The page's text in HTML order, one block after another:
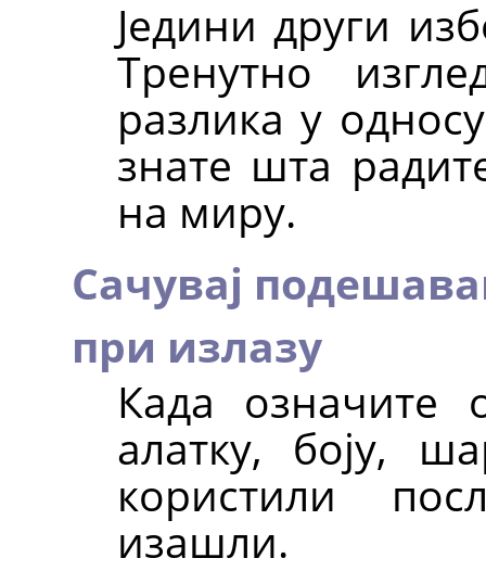
Једини други
Тренутно
разлика у
знате шта
на миру.
Сачувај
при излазу
Када
алатку, боју,
користили
изашли.